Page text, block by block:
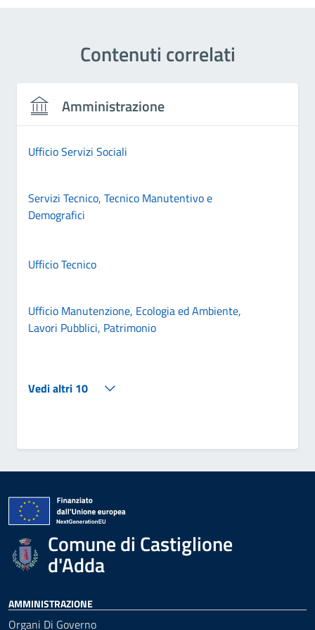
Contenuti correlati
Amministrazione
Ufficio Servizi Sociali
Servizi Tecnico, Tecnico Manutentivo e
Demografici
Ufficio Tecnico
Ufficio Manutenzione, Ecologia ed Ambiente,
Lavori Pubblici, Patrimonio
Vedi altri 10
Comune di Castiglione
d'Adda
AMMINISTRAZIONE
Organi Di Governo